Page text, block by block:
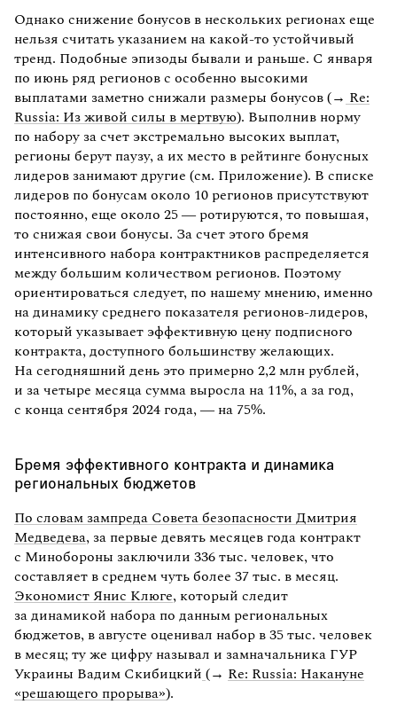
Однако снижение бонусов в нескольких регионах еще
нельзя считать указанием на какой-то устойчивый
тренд. Подобные эпизоды бывали и раньше. С января
по июнь ряд регионов с особенно высокими
выплатами заметно снижали размеры бонусов (→ Re:
Russia: Из живой силы в мертвую). Выполнив норму
по набору за счет экстремально высоких выплат,
регионы берут паузу, а их место в рейтинге бонусных
лидеров занимают другие (см. Приложение). В списке
лидеров по бонусам около 10 регионов присутствуют
постоянно, еще около 25 — ротируются, то повышая,
то снижая свои бонусы. За счет этого бремя
интенсивного набора контрактников распределяется
между большим количеством регионов. Поэтому
ориентироваться следует, по нашему мнению, именно
на динамику среднего показателя регионов-лидеров,
который указывает эффективную цену подписного
контракта, доступного большинству желающих.
На сегодняшний день это примерно 2,2 млн рублей,
и за четыре месяца сумма выросла на 11%, а за год,
с конца сентября 2024 года, — на 75%.
Бремя эффективного контракта и динамика
региональных бюджетов
По словам зампреда Совета безопасности Дмитрия
Медведева, за первые девять месяцев года контракт
с Минобороны заключили 336 тыс. человек, что
составляет в среднем чуть более 37 тыс. в месяц.
Экономист Янис Клюге, который следит
за динамикой набора по данным региональных
бюджетов, в августе оценивал набор в 35 тыс. человек
в месяц; ту же цифру называл и замначальника ГУР
Украины Вадим Скибицкий (→ Re: Russia: Накануне
«решающего прорыва»).